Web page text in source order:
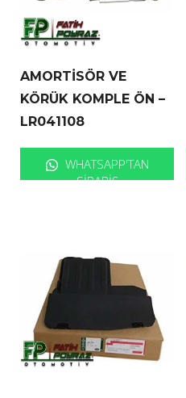
AMORTİSÖR VE
KÖRÜK KOMPLE ÖN –
LR041108
WHATSAPP'TAN
SIPARIŞ